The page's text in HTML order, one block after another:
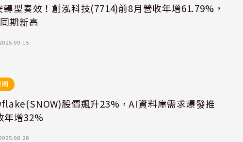
轉型奏效！創泓科技(7714)前8月營收年增61.79%，
期新高
股價飆升23%，AI資料庫需求爆發推
年增32%